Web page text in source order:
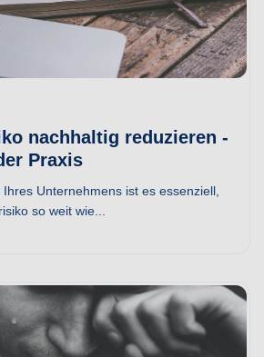
nachhaltig reduzieren -
Praxis
Unternehmens ist es essenziell,
so weit wie...